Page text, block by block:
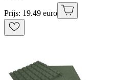
Prijs: 19.49 euro